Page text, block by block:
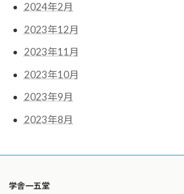
2024年2月
2023年12月
2023年11月
2023年10月
2023年9月
2023年8月
学舎一五堂